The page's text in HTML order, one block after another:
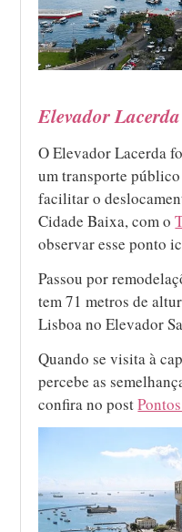
Elevador Lacerda
O Elevador Lacerda
um transporte
facilitar o
Cidade Baixa, com o
observar esse ponto
Passou por
tem 71 metros de
Lisboa no Elevador
Quando se visita à
percebe as
confira no post